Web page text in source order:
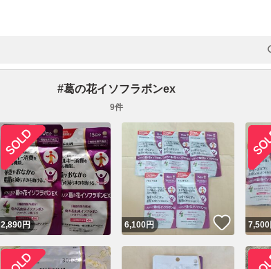
#葛の花イソフラボンex
9件
2,890円 6,100円 いいね
7,500